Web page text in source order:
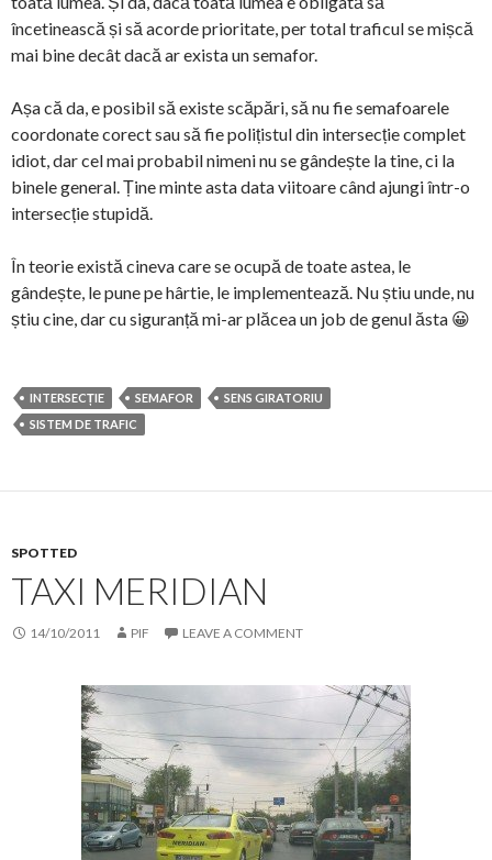
încetinească și să acorde prioritate, per total traficul se mișcă
mai bine decât dacă ar exista un semafor.
Așa că da, e posibil să existe scăpări, să nu fie semafoarele
coordonate corect sau să fie polițistul din intersecție complet
idiot, dar cel mai probabil nimeni nu se gândește la tine, ci la
binele general. Ține minte asta data viitoare când ajungi într-o
intersecție stupidă.
În teorie există cineva care se ocupă de toate astea, le
gândește, le pune pe hârtie, le implementează. Nu știu unde, nu
știu cine, dar cu siguranță mi-ar plăcea un job de genul ăsta 😀
INTERSECȚIE SEMAFOR
SENS GIRATORIU
SISTEM DE TRAFIC
SPOTTED
TAXI MERIDIAN
14/10/2011 PIF LEAVE A COMMENT